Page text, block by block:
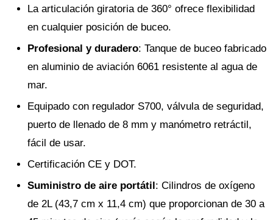
La articulación giratoria de 360° ofrece flexibilidad
en cualquier posición de buceo.
Profesional y duradero: Tanque de buceo fabricado
en aluminio de aviación 6061 resistente al agua de
mar.
Equipado con regulador S700, válvula de seguridad,
puerto de llenado de 8 mm y manómetro retráctil,
fácil de usar.
Certificación CE y DOT.
Suministro de aire portátil: Cilindros de oxígeno
de 2L (43,7 cm x 11,4 cm) que proporcionan de 30 a